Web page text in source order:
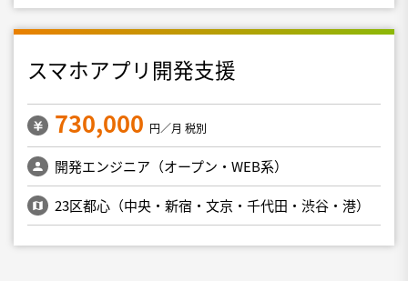
スマホアプリ開発支援
730,000 円／月 税別
開発エンジニア（オープン・WEB系）
23区都心（中央・新宿・文京・千代田・渋谷・港）